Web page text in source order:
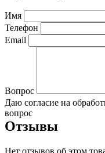
Имя
Телефон
Email
Вопрос
Даю согласие на
вопрос
Отзывы